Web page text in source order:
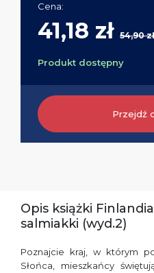
Cena:
41,18 zł 54,90 zł
Produkt dostępny
Przejdź
Opis książki
salmiakki (wyd.2)
Poznajcie kraj, w którym
Słońca, mieszkańcy